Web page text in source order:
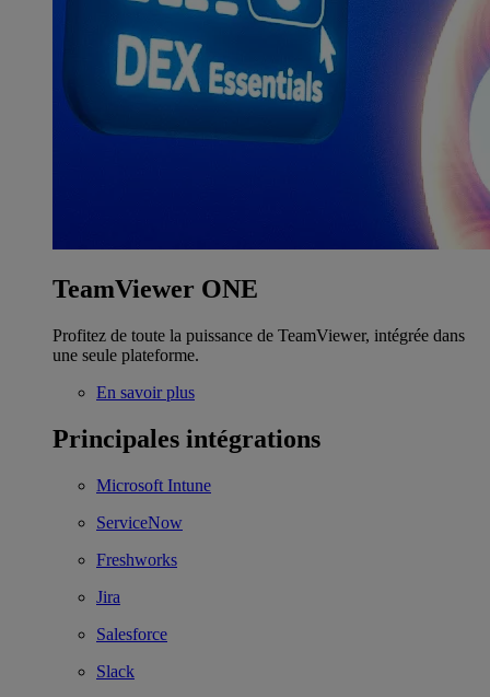
TeamViewer ONE
Profitez de toute la puissance de TeamViewer, intégrée dans
une seule plateforme.
En savoir plus
Principales intégrations
Microsoft Intune
ServiceNow
Freshworks
Jira
Salesforce
Slack